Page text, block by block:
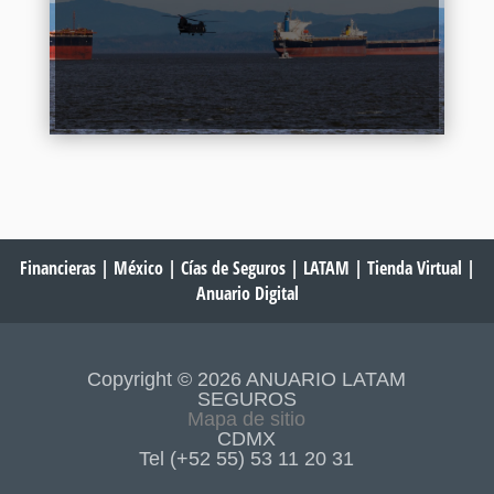
Continuar Leyendo
Financieras| México| Cías de Seguros| LATAM | Tienda Virtual |
Anuario Digital
Copyright © 2026 ANUARIO LATAM
SEGUROS
Mapa de sitio
CDMX
Tel (+52 55) 53 11 20 31